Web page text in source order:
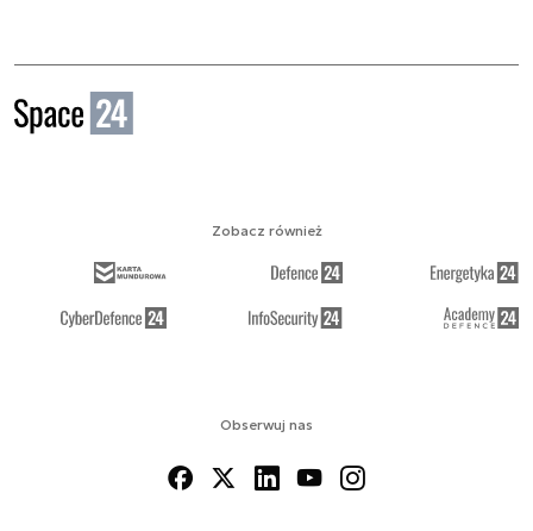
Obserwuj nas
Zobacz również